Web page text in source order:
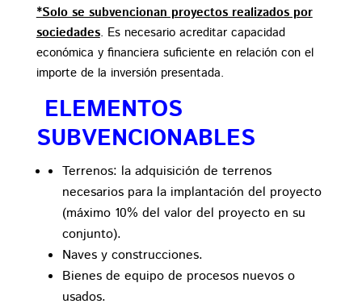
*Solo se subvencionan proyectos realizados por
sociedades. Es necesario acreditar capacidad
económica y financiera suficiente en relación con el
importe de la inversión presentada.
ELEMENTOS
SUBVENCIONABLES
Terrenos: la adquisición de terrenos
necesarios para la implantación del proyecto
(máximo 10% del valor del proyecto en su
conjunto).
Naves y construcciones.
Bienes de equipo de procesos nuevos o
usados.